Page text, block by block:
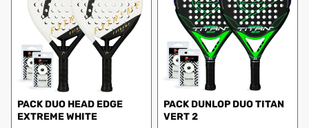
PACK DUO HEAD EDGE
EXTREME WHITE
PACK DUNLOP DUO TITAN
VERT 2